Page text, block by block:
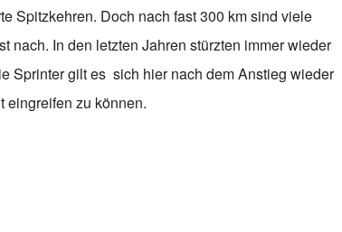
Spitzkehren. Doch nach fast 300 km sind viele
nach. In den letzten Jahren stürzten immer wieder
Sprinter gilt es sich hier nach dem Anstieg wieder
eingreifen zu können.